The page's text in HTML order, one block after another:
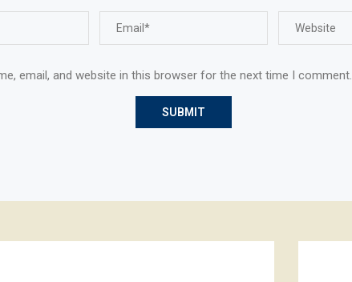
email, and website in this browser for the next time I comment.